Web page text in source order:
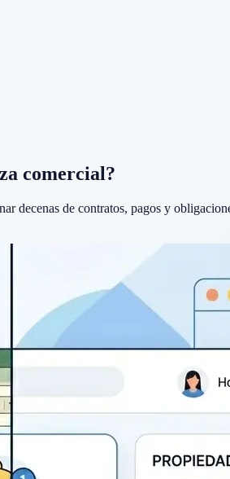
comercial?
decenas de contratos, pagos y